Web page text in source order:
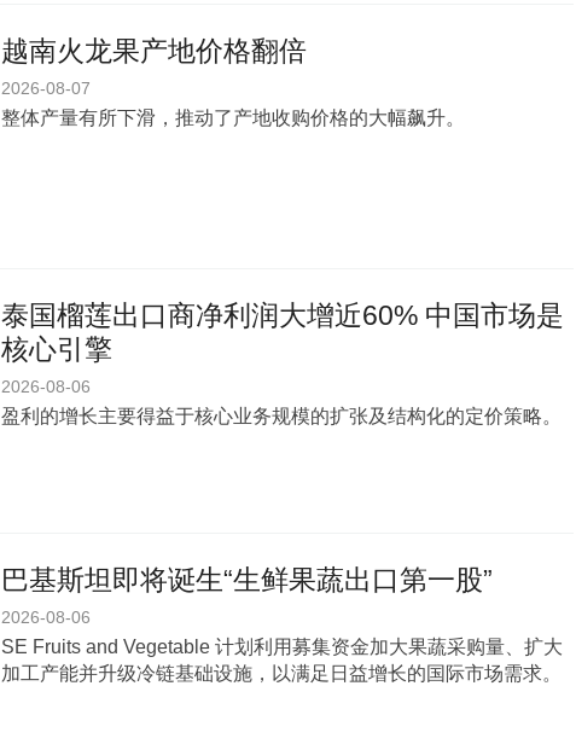
越南火龙果产地价格翻倍
2026-08-07
整体产量有所下滑，推动了产地收购价格的大幅飙升。
泰国榴莲出口商净利润大增近60% 中国市场是
核心引擎
2026-08-06
盈利的增长主要得益于核心业务规模的扩张及结构化的定价策略。
巴基斯坦即将诞生“生鲜果蔬出口第一股”
2026-08-06
SE Fruits and Vegetable 计划利用募集资金加大果蔬采购量、扩大
加工产能并升级冷链基础设施，以满足日益增长的国际市场需求。